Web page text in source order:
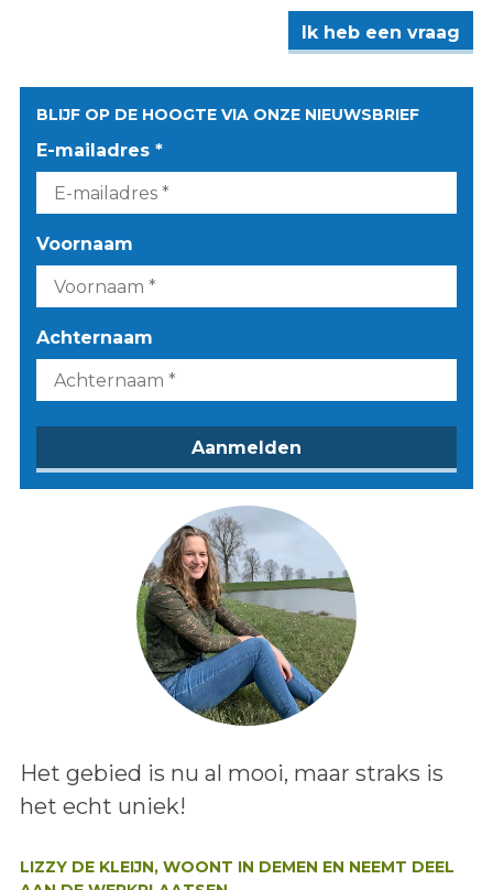
Ik heb een vraag
BLIJF OP DE HOOGTE VIA ONZE NIEUWSBRIEF
E-mailadres *
Voornaam
Achternaam
Lees het bericht:
Het gebied is nu al mooi, maar straks is
het echt uniek!
LIZZY DE KLEIJN, WOONT IN DEMEN EN NEEMT DEEL